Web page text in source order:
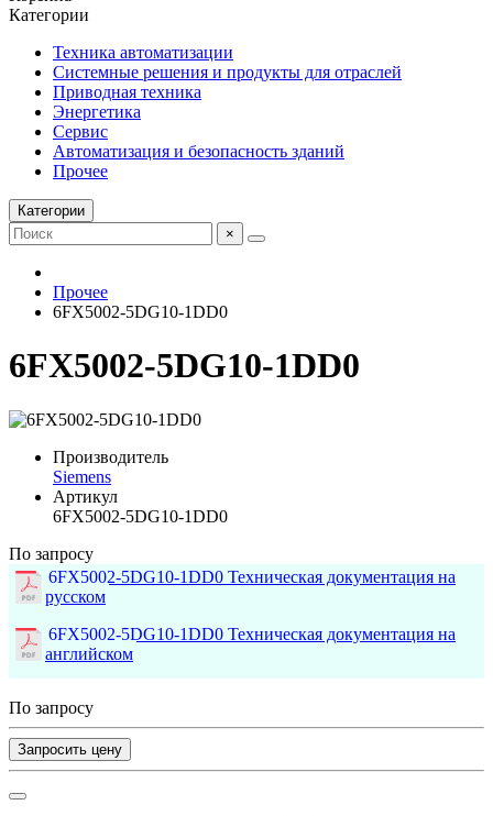
Категории
Техника автоматизации
Системные решения и продукты для отраслей
Приводная техника
Энергетика
Сервис
Автоматизация и безопасность зданий
Прочее
Категории
×
Прочее
6FX5002-5DG10-1DD0
6FX5002-5DG10-1DD0
Производитель
Siemens
Артикул
6FX5002-5DG10-1DD0
По запросу
6FX5002-5DG10-1DD0 Техническая документация на
русском
6FX5002-5DG10-1DD0 Техническая документация на
английском
По запросу
Запросить цену